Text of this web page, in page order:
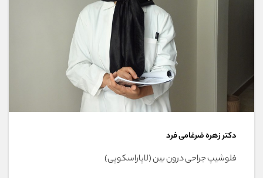
دکتر زهره ضرغامی فرد
فلوشیپ جراحی درون بین (لاپاراسکوپی)